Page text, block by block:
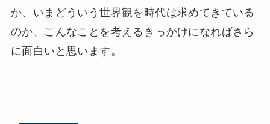
か、いまどういう世界観を時代は求めてきている
のか、こんなことを考えるきっかけになればさら
に面白いと思います。